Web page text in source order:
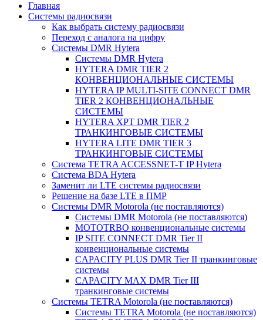
Главная
Системы радиосвязи
Как выбрать систему радиосвязи
Переход с аналога на цифру
Системы DMR Hytera
Системы DMR Hytera
HYTERA DMR TIER 2
КОНВЕНЦИОНАЛЬНЫЕ СИСТЕМЫ
HYTERA IP MULTI-SITE CONNECT DMR
TIER 2 КОНВЕНЦИОНАЛЬНЫЕ
СИСТЕМЫ
HYTERA XPT DMR TIER 2
ТРАНКИНГОВЫЕ СИСТЕМЫ
HYTERA LITE DMR TIER 3
ТРАНКИНГОВЫЕ СИСТЕМЫ
Система TETRA ACCESSNET-T IP Hytera
Система BDA Hytera
Заменит ли LTE системы радиосвязи
Решение на базе LTE в ПМР
Системы DMR Motorola (не поставляются)
Системы DMR Motorola (не поставляются)
MOTOTRBO конвенциональные системы
IP SITE CONNECT DMR Tier II
конвенциональные системы
CAPACITY PLUS DMR Tier II транкинговые
системы
CAPACITY MAX DMR Tier III
транкинговые системы
Системы TETRA Motorola (не поставляются)
Системы TETRA Motorola (не поставляются)